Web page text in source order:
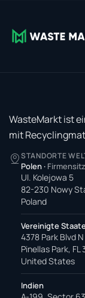
WasteMarkt ist
mit
STANDORTE
Polen · Firmensitz
Ul. Kolejowa 5
82-230 Nowy
Poland
Vereinigte
4378 Park Blvd N
Pinellas Park, FL
United States
Indien